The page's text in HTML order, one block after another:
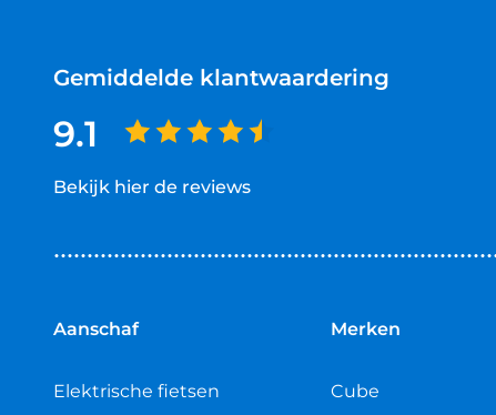
Gemiddelde klantwaardering
9.1
Bekijk hier de reviews
van
Aanschaf
Elektrische fietsen
Merken
Cube